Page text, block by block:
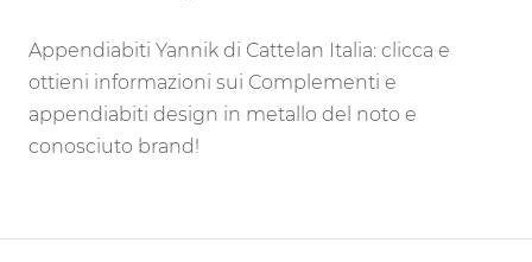
Appendiabiti Yannik di Cattelan Italia: clicca e
ottieni informazioni sui Complementi e
appendiabiti design in metallo del noto e
conosciuto brand!